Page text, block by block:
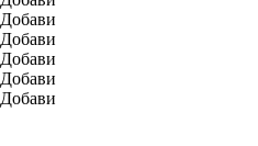
Добави
Добави
Добави
Добави
Добави